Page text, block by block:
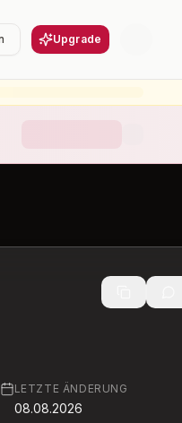
Upgrade
LETZTE ÄNDERUNG
08.08.2026